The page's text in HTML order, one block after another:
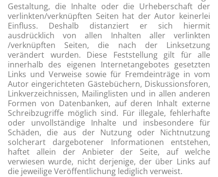
Gestaltung, die Inhalte oder die Urheberschaft der
verlinkten/verknüpften Seiten hat der Autor keinerlei
Einfluss. Deshalb distanziert er sich hiermit
ausdrücklich von allen Inhalten aller verlinkten
/verknüpften Seiten, die nach der Linksetzung
verändert wurden. Diese Feststellung gilt für alle
innerhalb des eigenen Internetangebotes gesetzten
Links und Verweise sowie für Fremdeinträge in vom
Autor eingerichteten Gästebüchern, Diskussionsforen,
Linkverzeichnissen, Mailinglisten und in allen anderen
Formen von Datenbanken, auf deren Inhalt externe
Schreibzugriffe möglich sind. Für illegale, fehlerhafte
oder unvollständige Inhalte und insbesondere für
Schäden, die aus der Nutzung oder Nichtnutzung
solcherart dargebotener Informationen entstehen,
haftet allein der Anbieter der Seite, auf welche
verwiesen wurde, nicht derjenige, der über Links auf
die jeweilige Veröffentlichung lediglich verweist.